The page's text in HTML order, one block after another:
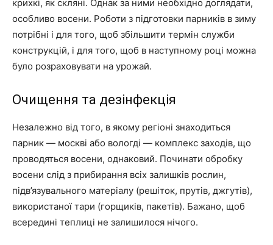
крихкі, як скляні. Однак за ними необхідно доглядати,
особливо восени. Роботи з підготовки парників в зиму
потрібні і для того, щоб збільшити термін служби
конструкцій, і для того, щоб в наступному році можна
було розраховувати на урожай.
Очищення та дезінфекція
Незалежно від того, в якому регіоні знаходиться
парник — москві або вологді — комплекс заходів, що
проводяться восени, однаковий. Починати обробку
восени слід з прибирання всіх залишків рослин,
підв’язувального матеріалу (решіток, прутів, джгутів),
використаної тари (горщиків, пакетів). Бажано, щоб
всередині теплиці не залишилося нічого.